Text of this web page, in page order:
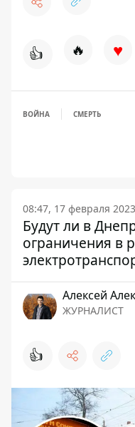
👍 🔥 ♥
ВОЙНА СМЕРТЬ
08:47, 17 февраля 2023
Будут ли в
ограничения в
Алексей
ЖУРНАЛИСТ
👍